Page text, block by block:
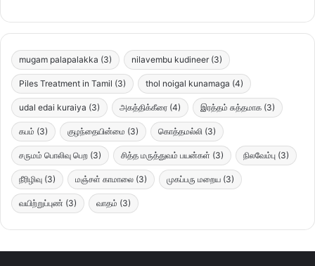
mugam palapalakka (3) nilavembu kudineer (3)
Piles Treatment in Tamil (3) thol noigal kunamaga (4)
udal edai kuraiya (3) அகத்திக்கீரை (4) இரத்தம் சுத்தமாக (3)
கபம் (3) குழந்தையின்மை (3) கொத்தமல்லி (3)
சருமம் பொலிவு பெற (3) சித்த மருத்துவம் பயன்கள் (3) நிலவேம்பு (3)
நீரிழிவு (3) மஞ்சள் காமாலை (3) முகப்பரு மறைய (3)
வயிற்றுப்புண் (3) வாதம் (3)